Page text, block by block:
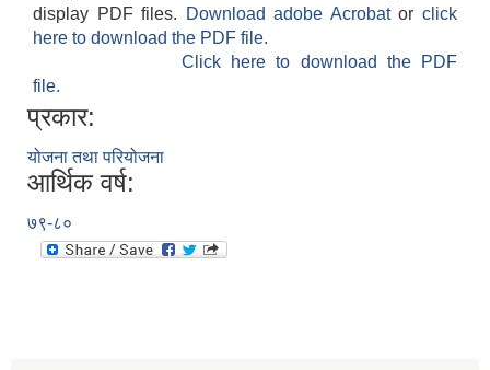
display PDF files.
Download adobe Acrobatorclick
here to download the PDF file.
Click here to download the PDF
file.
प्रकार:
योजना तथा परियोजना
आर्थिक वर्ष:
७९-८०